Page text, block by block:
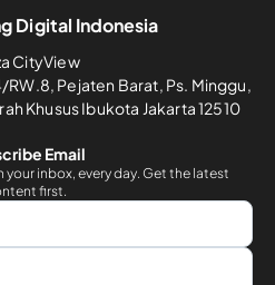
Digital Indonesia
CityView
RW.8, Pejaten Barat, Ps. Minggu,
Khusus Ibukota Jakarta 12510
Email
inbox, every day. Get the latest
first.